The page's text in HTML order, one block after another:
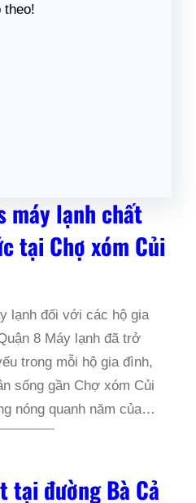
theo!
máy lạnh chất
tại Chợ xóm Củi
lạnh đối với các hộ gia
8 Máy lạnh đã trở
trong mỗi hộ gia đình,
sống gần Chợ xóm Củi
nóng quanh năm của…
tại đường Bà Cả